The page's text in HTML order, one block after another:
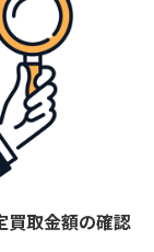
買取金額の確認